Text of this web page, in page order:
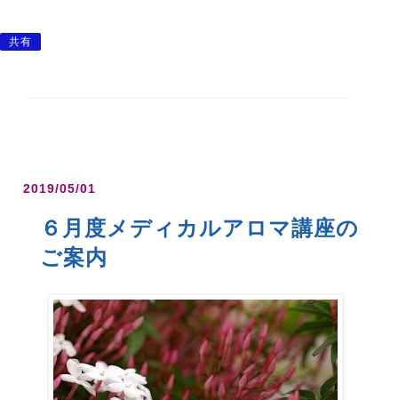
共有
2019/05/01
６月度メディカルアロマ講座の
ご案内